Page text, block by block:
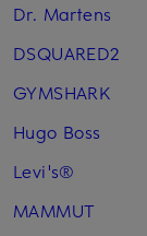
Dr. Martens
DSQUARED2
GYMSHARK
Hugo Boss
Levi's®
MAMMUT